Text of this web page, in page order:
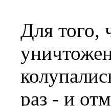
Для того,
раз - и